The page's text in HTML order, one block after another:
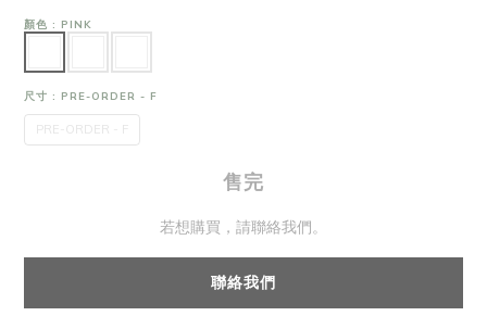
顏色 : PINK
尺寸 : PRE-ORDER - F
PRE-ORDER - F
售完
若想購買，請聯絡我們。
聯絡我們